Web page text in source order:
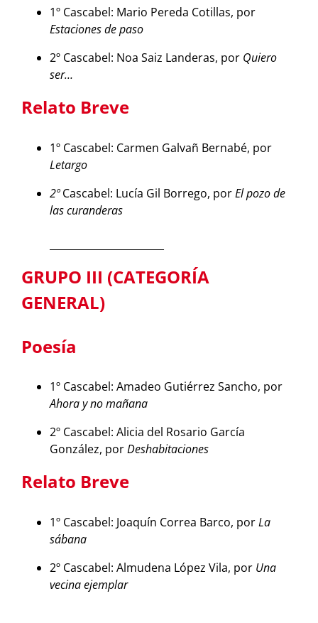
1º Cascabel: Mario Pereda Cotillas, por
Estaciones de paso
2º Cascabel: Noa Saiz Landeras, por Quiero
ser…
Relato Breve
1º Cascabel: Carmen Galvañ Bernabé, por
Letargo
2ºCascabel: Lucía Gil Borrego, porEl pozo de
las curanderas
GRUPO III (CATEGORÍA
GENERAL)
Poesía
1º Cascabel: Amadeo Gutiérrez Sancho, por
Ahora y no mañana
2º Cascabel: Alicia del Rosario García
González, porDeshabitaciones
Relato Breve
1º Cascabel: Joaquín Correa Barco, porLa
sábana
2º Cascabel: Almudena López Vila, por Una
vecina ejemplar